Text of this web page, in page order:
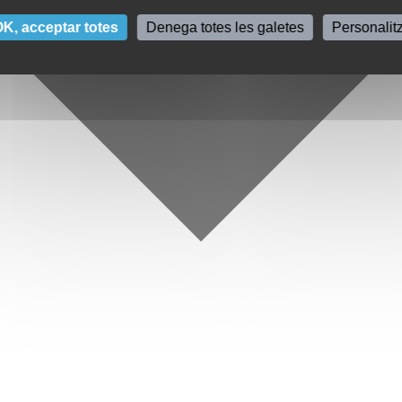
acceptar totes Denega totes les galetes